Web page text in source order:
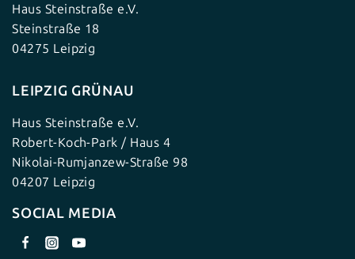
Haus Steinstraße e.V.
Steinstraße 18
04275 Leipzig
LEIPZIG GRÜNAU
Haus Steinstraße e.V.
Robert-Koch-Park / Haus 4
Nikolai-Rumjanzew-Straße 98
04207 Leipzig
SOCIAL MEDIA